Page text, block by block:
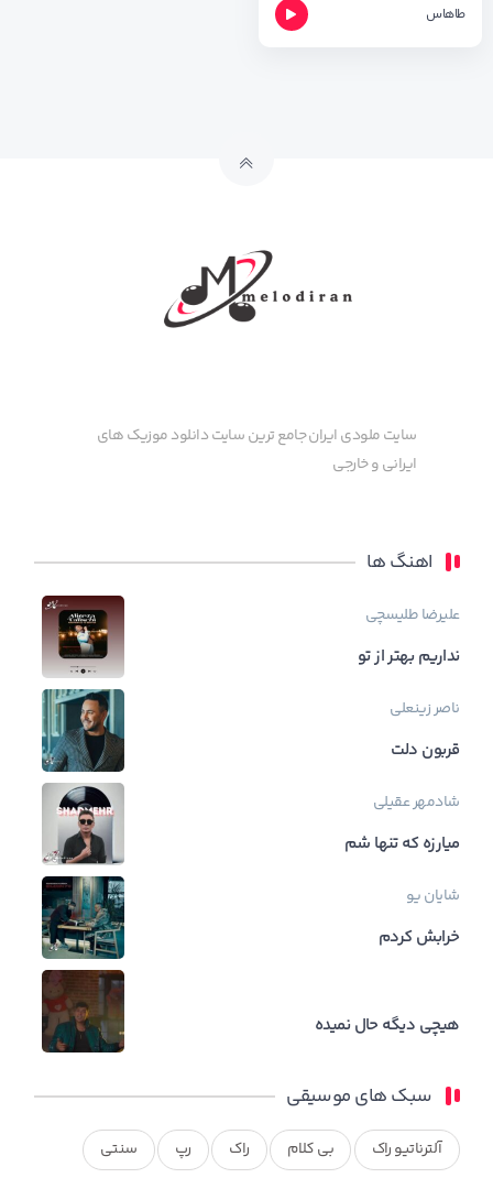
طاهاس
سایت ملودی ایران جامع ترین سایت دانلود موزیک های
ایرانی و خارجی
اهنگ ها
علیرضا طلیسچی
نداریم بهتر از تو
ناصر زینعلی
قربون دلت
شادمهر عقیلی
میارزه که تنها شم
شایان یو
خرابش کردم
هیچی دیگه حال نمیده
سبک های موسیقی
آلترناتیو راک بی کلام راک رپ سنتی